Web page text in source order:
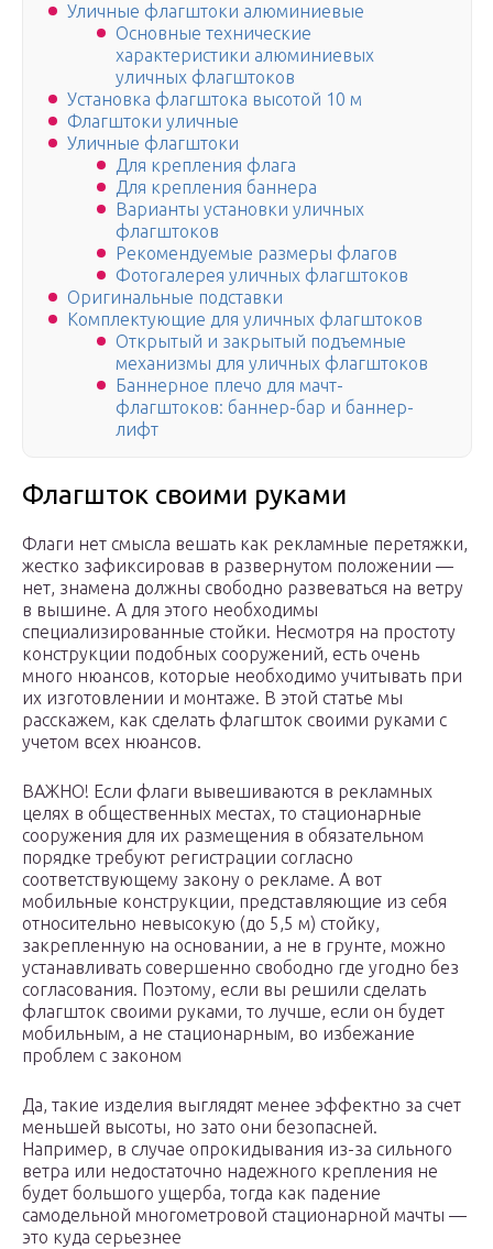
Уличные флагштоки алюминиевые
Основные технические
характеристики алюминиевых
уличных флагштоков
Установка флагштока высотой 10 м
Флагштоки уличные
Уличные флагштоки
Для крепления флага
Для крепления баннера
Варианты установки уличных
флагштоков
Рекомендуемые размеры флагов
Фотогалерея уличных флагштоков
Оригинальные подставки
Комплектующие для уличных флагштоков
Открытый и закрытый подъемные
механизмы для уличных флагштоков
Баннерное плечо для мачт-
флагштоков: баннер-бар и баннер-
лифт
Флагшток своими руками
Флаги нет смысла вешать как рекламные перетяжки,
жестко зафиксировав в развернутом положении —
нет, знамена должны свободно развеваться на ветру
в вышине. А для этого необходимы
специализированные стойки. Несмотря на простоту
конструкции подобных сооружений, есть очень
много нюансов, которые необходимо учитывать при
их изготовлении и монтаже. В этой статье мы
расскажем, как сделать флагшток своими руками с
учетом всех нюансов.
ВАЖНО! Если флаги вывешиваются в рекламных
целях в общественных местах, то стационарные
сооружения для их размещения в обязательном
порядке требуют регистрации согласно
соответствующему закону о рекламе. А вот
мобильные конструкции, представляющие из себя
относительно невысокую (до 5,5 м) стойку,
закрепленную на основании, а не в грунте, можно
устанавливать совершенно свободно где угодно без
согласования. Поэтому, если вы решили сделать
флагшток своими руками, то лучше, если он будет
мобильным, а не стационарным, во избежание
проблем с законом
Да, такие изделия выглядят менее эффектно за счет
меньшей высоты, но зато они безопасней.
Например, в случае опрокидывания из-за сильного
ветра или недостаточно надежного крепления не
будет большого ущерба, тогда как падение
самодельной многометровой стационарной мачты —
это куда серьезнее